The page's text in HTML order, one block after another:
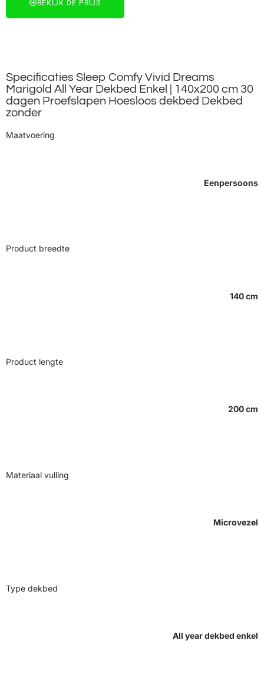
BEKIJK DE PRIJS
Specificaties Sleep Comfy Vivid Dreams
Marigold All Year Dekbed Enkel | 140x200 cm 30
dagen Proefslapen Hoesloos dekbed Dekbed
zonder
Maatvoering
Eenpersoons
Product breedte
140 cm
Product lengte
200 cm
Materiaal vulling
Microvezel
Type dekbed
All year dekbed enkel